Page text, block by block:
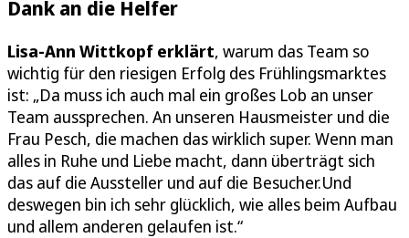
Dank an die Helfer
Lisa-Ann Wittkopf erklärt, warum das Team so
wichtig für den riesigen Erfolg des Frühlingsmarktes
ist: „Da muss ich auch mal ein großes Lob an unser
Team aussprechen. An unseren Hausmeister und die
Frau Pesch, die machen das wirklich super. Wenn man
alles in Ruhe und Liebe macht, dann überträgt sich
das auf die Aussteller und auf die Besucher.Und
deswegen bin ich sehr glücklich, wie alles beim Aufbau
und allem anderen gelaufen ist.“